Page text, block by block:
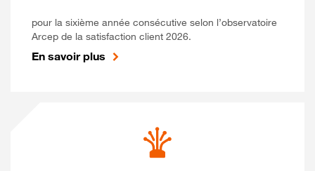
pour la sixième année consécutive selon l’observatoire
Arcep de la satisfaction client 2026.
En savoir plus